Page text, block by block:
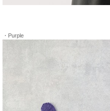
・Purple